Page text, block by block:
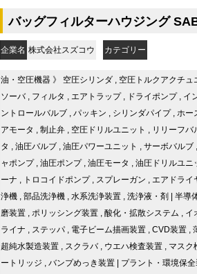
バッグフィルターハウジング
企業名 株式会社スズコウ カテゴリー
油・空圧機器 》 空圧シリンダ , 空圧トルクアクチュ
ソーバ, フィルタ , エアトラップ, ドライポンプ, イ
ントロールバルブ , パッキン , シリンダパイプ, ホー
アモータ , 制止弁 , 空圧ドリルユニット , リリーフバ
タ , 油圧バルブ , 油圧パワーユニット , サーボバルブ ,
ャポンプ, 油圧ポンプ, 油圧モータ , 油圧ドリルユニ
ーナ , トロコイドポンプ, スプレーガン , エアドライ
浄機 , 部品洗浄機 , 水系洗浄装置 , 洗浄液・剤 半導
磨装置 , ポリッシング装置 , 酸化・拡散システム , イ
ライナ , ステッパ , 電子ビーム描画装置 , CVD装置 ,
超純水製造装置 , スクラバ, ウエハ検査装置 , マスク
ートリッジ , バンプめっき装置 プラント・環境保